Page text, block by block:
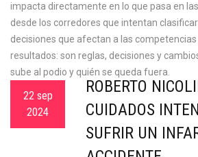
impacta directamente en lo que pasa en
desde los corredores que intentan
decisiones que afectan a las competencias
resultados: son reglas, decisiones y
sube al podio y quién se queda fuera.
22 sep
2024
ROBERTO
CUIDADOS
SUFRIR UN